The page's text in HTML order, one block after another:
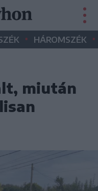
• HÁROMSZÉK •
miután